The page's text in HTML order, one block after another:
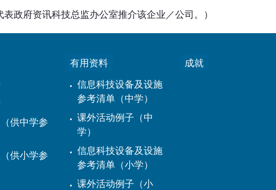
政府资讯科技总监办公室推介该企业／公司。）
供中学参
供小学参
有用资料
信息科技设备及设施
参考清单（中学）
课外活动例子（中
学）
信息科技设备及设施
参考清单（小学）
课外活动例子（小
成就